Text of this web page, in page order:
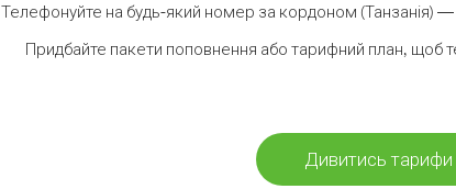
Телефонуйте на будь-який номер за кордоном (Танзанія) —
Придбайте пакети поповнення або тарифний план, щоб
Дивитись тарифи